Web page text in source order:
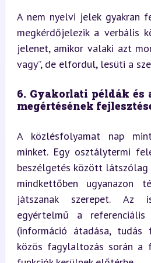
A nem nyelvi jelek gyakran
megkérdőjelezik a verbális
jelenet, amikor valaki azt
vagy”, de elfordul, lesüti a
6. Gyakorlati példák
megértésének
A közlésfolyamat nap
minket. Egy osztálytermi
beszélgetés között látszólag
mindkettőben ugyanazon
játszanak szerepet. Az
egyértelmű a
(információ átadása, tudás
közös fagylaltozás során a